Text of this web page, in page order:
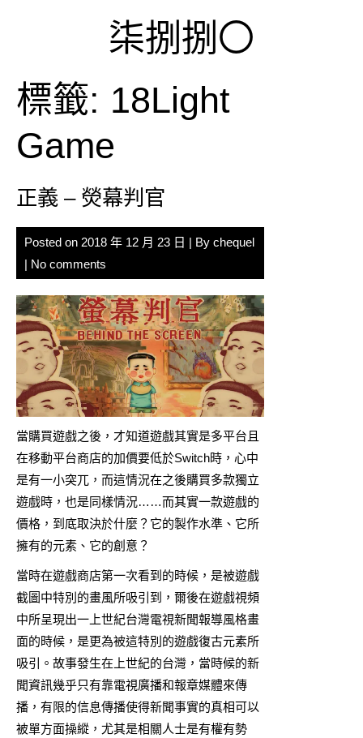
柒捌捌〇
標籤: 18Light
Game
正義 – 熒幕判官
Posted on 2018 年 12 月 23 日 | By chequel
| No comments
當購買遊戲之後，才知道遊戲其實是多平台且
在移動平台商店的加價要低於Switch時，心中
是有一小突兀，而這情況在之後購買多款獨立
遊戲時，也是同樣情況……而其實一款遊戲的
價格，到底取決於什麼？它的製作水準、它所
擁有的元素、它的創意？
當時在遊戲商店第一次看到的時候，是被遊戲
截圖中特別的畫風所吸引到，爾後在遊戲視頻
中所呈現出一上世紀台灣電視新聞報導風格畫
面的時候，是更為被這特別的遊戲復古元素所
吸引。故事發生在上世紀的台灣，當時候的新
聞資訊幾乎只有靠電視廣播和報章媒體來傳
播，有限的信息傳播使得新聞事實的真相可以
被單方面操縱，尤其是相關人士是有權有勢